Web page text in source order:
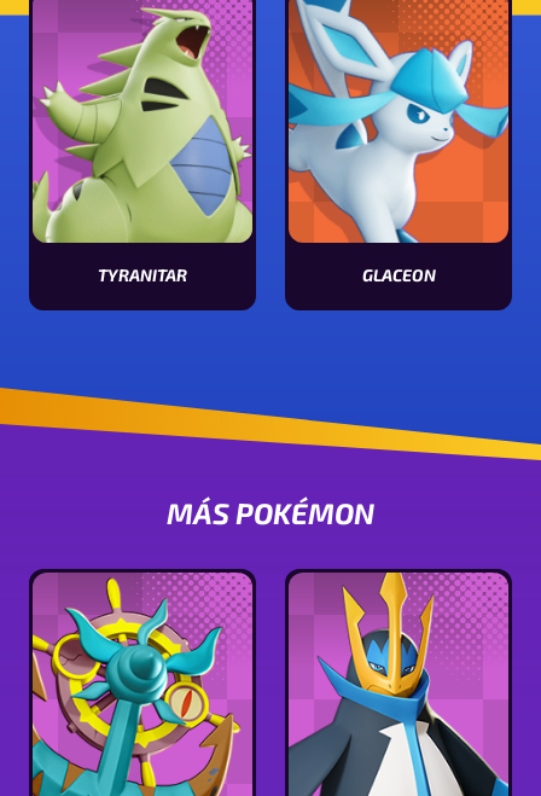
TYRANITAR
Ver características de Tyranitar
GLACEON
Ver características de Glaceon
MÁS POKÉMON